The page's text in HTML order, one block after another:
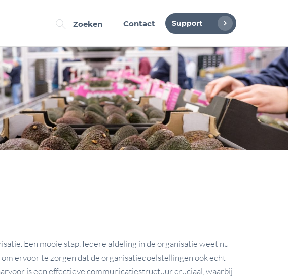
Zoeken Contact Support
Een mooie stap. Iedere afdeling in de organisatie weet nu
ervoor te zorgen dat de organisatiedoelstellingen ook echt
is een effectieve communicatiestructuur cruciaal, waarbij